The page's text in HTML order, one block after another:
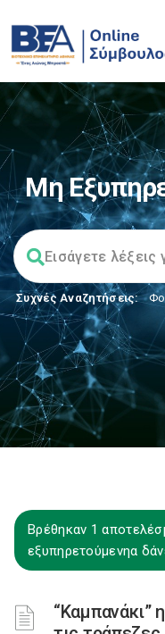
Μη
Συχνές Αναζητήσεις:
Βρέθηκαν 1
εξυπηρετούμενηα
“Καμπανάκι”